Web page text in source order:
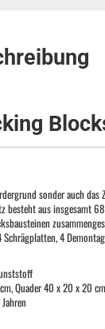
sonder auch das
besteht aus insgesamt
4
Quader 40 x 20 x 20 cm